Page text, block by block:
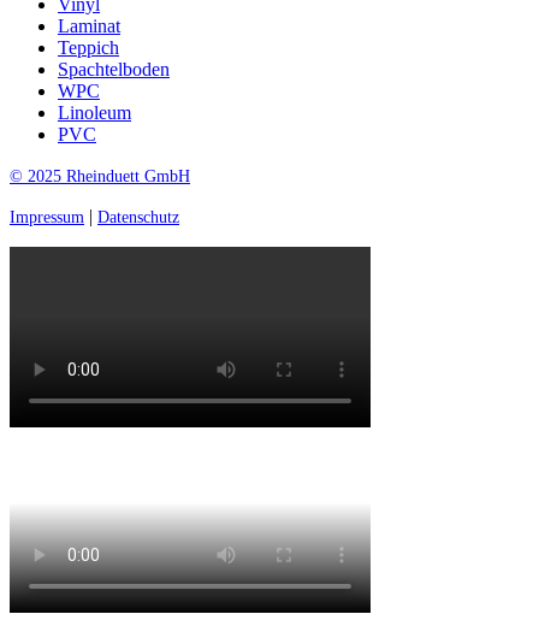
Vinyl
Laminat
Teppich
Spachtelboden
WPC
Linoleum
PVC
© 2025 Rheinduett GmbH
Impressum | Datenschutz